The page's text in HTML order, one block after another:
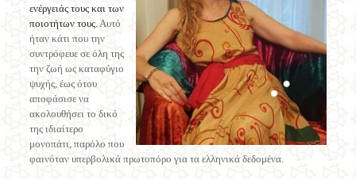
ενέργειάς τους και των
ποιοτήτων τους.Αυτό
ήταν κάτι που την
συντρόφευε σε όλη της
την ζωή ως καταφύγιο
ψυχής, έως ότου
αποφάσισε να
ακολουθήσει το δικό
της ιδιαίτερο
μονοπάτι, παρόλο που
φαινόταν υπερβολικά πρωτοπόρο για τα ελληνικά δεδομένα.